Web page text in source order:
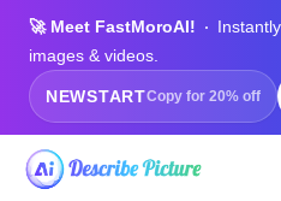
🚀 Meet FastMoroAI!
images & videos.
NEWSTARTCopy for 20% off